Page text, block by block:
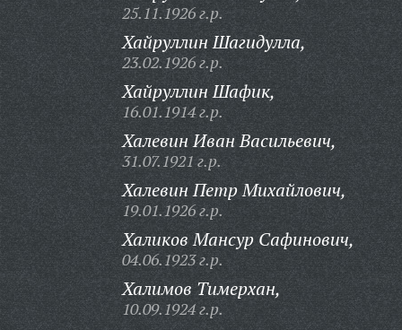
25.11.1926 г.р.
Хайруллин Шагидулла,
23.02.1926 г.р.
Хайруллин Шафик,
16.01.1914 г.р.
Халевин Иван Васильевич,
31.07.1921 г.р.
Халевин Петр Михайлович,
19.01.1926 г.р.
Халиков Мансур Сафинович,
04.06.1923 г.р.
Халимов Тимерхан,
10.09.1924 г.р.